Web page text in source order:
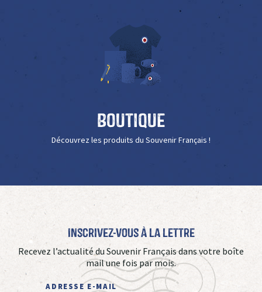
Boutique
Découvrez les produits du Souvenir Français !
Inscrivez-vous à La Lettre
Recevez l’actualité du Souvenir Français dans votre boîte
mail une fois par mois.
ADRESSE E-MAIL